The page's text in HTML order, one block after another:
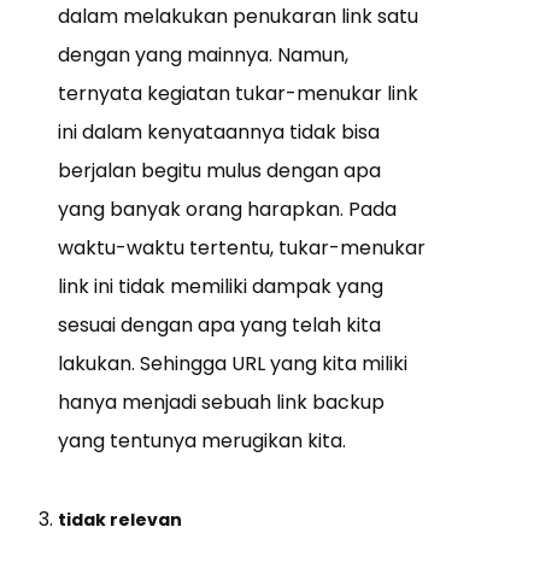
dalam melakukan penukaran link satu
dengan yang mainnya. Namun,
ternyata kegiatan tukar-menukar link
ini dalam kenyataannya tidak bisa
berjalan begitu mulus dengan apa
yang banyak orang harapkan. Pada
waktu-waktu tertentu, tukar-menukar
link ini tidak memiliki dampak yang
sesuai dengan apa yang telah kita
lakukan. Sehingga URL yang kita miliki
hanya menjadi sebuah link backup
yang tentunya merugikan kita.
tidak relevan